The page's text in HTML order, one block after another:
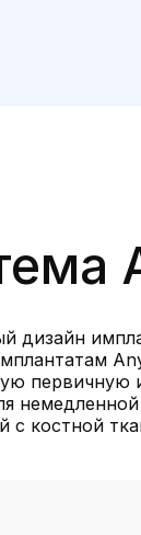
дизайн
первичную
с костной